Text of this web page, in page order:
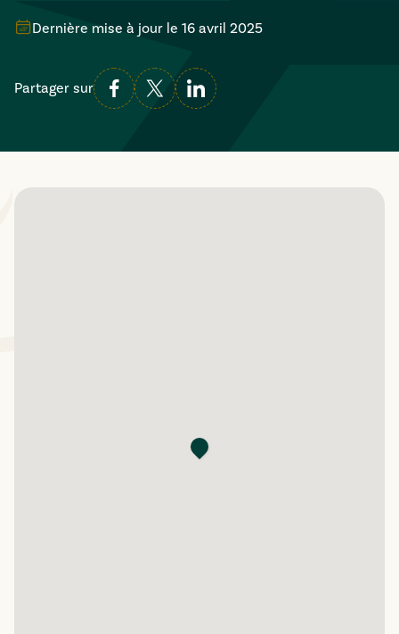
Dernière mise à jour le 16 avril 2025
Partager sur